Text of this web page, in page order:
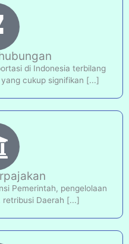
di Indonesia terbilang
cukup signifikan [...]
Pemerintah, pengelolaan
retribusi Daerah [...]